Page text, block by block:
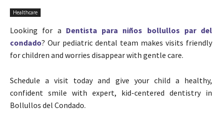
Healthcare
Looking for a Dentista para niños bollullos par del
condado? Our pediatric dental team makes visits friendly
for children and worries disappear with gentle care.
Schedule a visit today and give your child a healthy,
confident smile with expert, kid-centered dentistry in
Bollullos del Condado.